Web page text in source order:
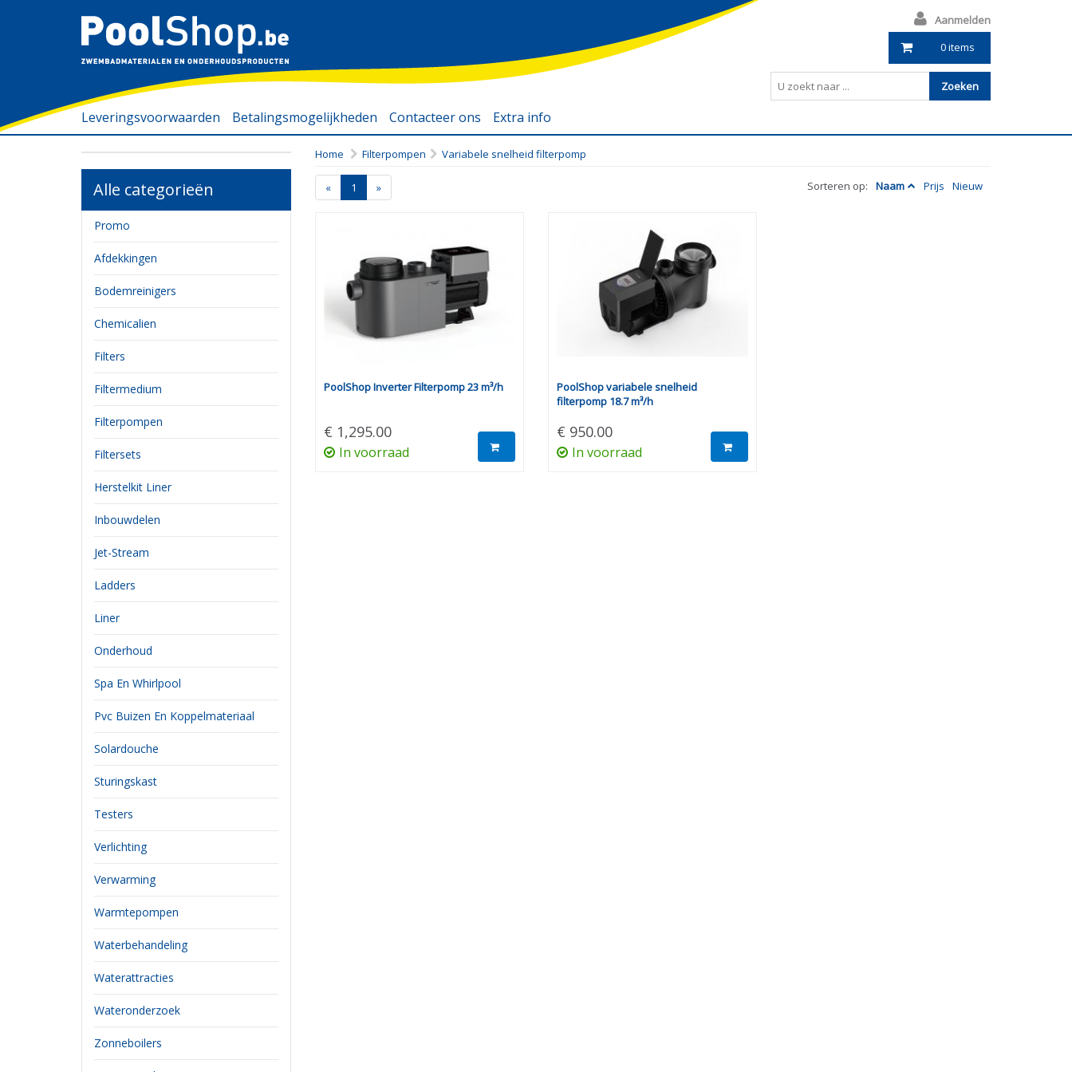
Leveringsvoorwaarden Betalingsmogelijkheden Contacteer ons
Extra info
Filterpompen zwembad
Zwembadmaterialen
Webshop zwembad
Webshop
zwembadartikelen
Webshop vlaams-
vlaanderen
Zwembadverwarming
Limburg
Zwembadverwarming
Aanmelden
0 items
Zoeken
Alle categorieën
Promo
Afdekkingen
Bodemreinigers
Chemicalien
Filters
Filtermedium
Filterpompen
Filtersets
Herstelkit Liner
Inbouwdelen
Jet-Stream
Ladders
Liner
Onderhoud
Spa En Whirlpool
Pvc Buizen En Koppelmateriaal
Solardouche
Sturingskast
Testers
Verlichting
Verwarming
Warmtepompen
Waterbehandeling
Waterattracties
Wateronderzoek
Zonneboilers
Home Filterpompen Variabele snelheid filterpomp
« 1 » Sorteren op: Naam Prijs Nieuw
PoolShop Inverter Filterpomp 23 m³/h
€ 1,295.00
In voorraad
PoolShop variabele snelheid
filterpomp 18.7 m³/h
€ 950.00
In voorraad